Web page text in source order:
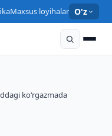
Maxsus loyihalar O'z
ko‘rgazmada